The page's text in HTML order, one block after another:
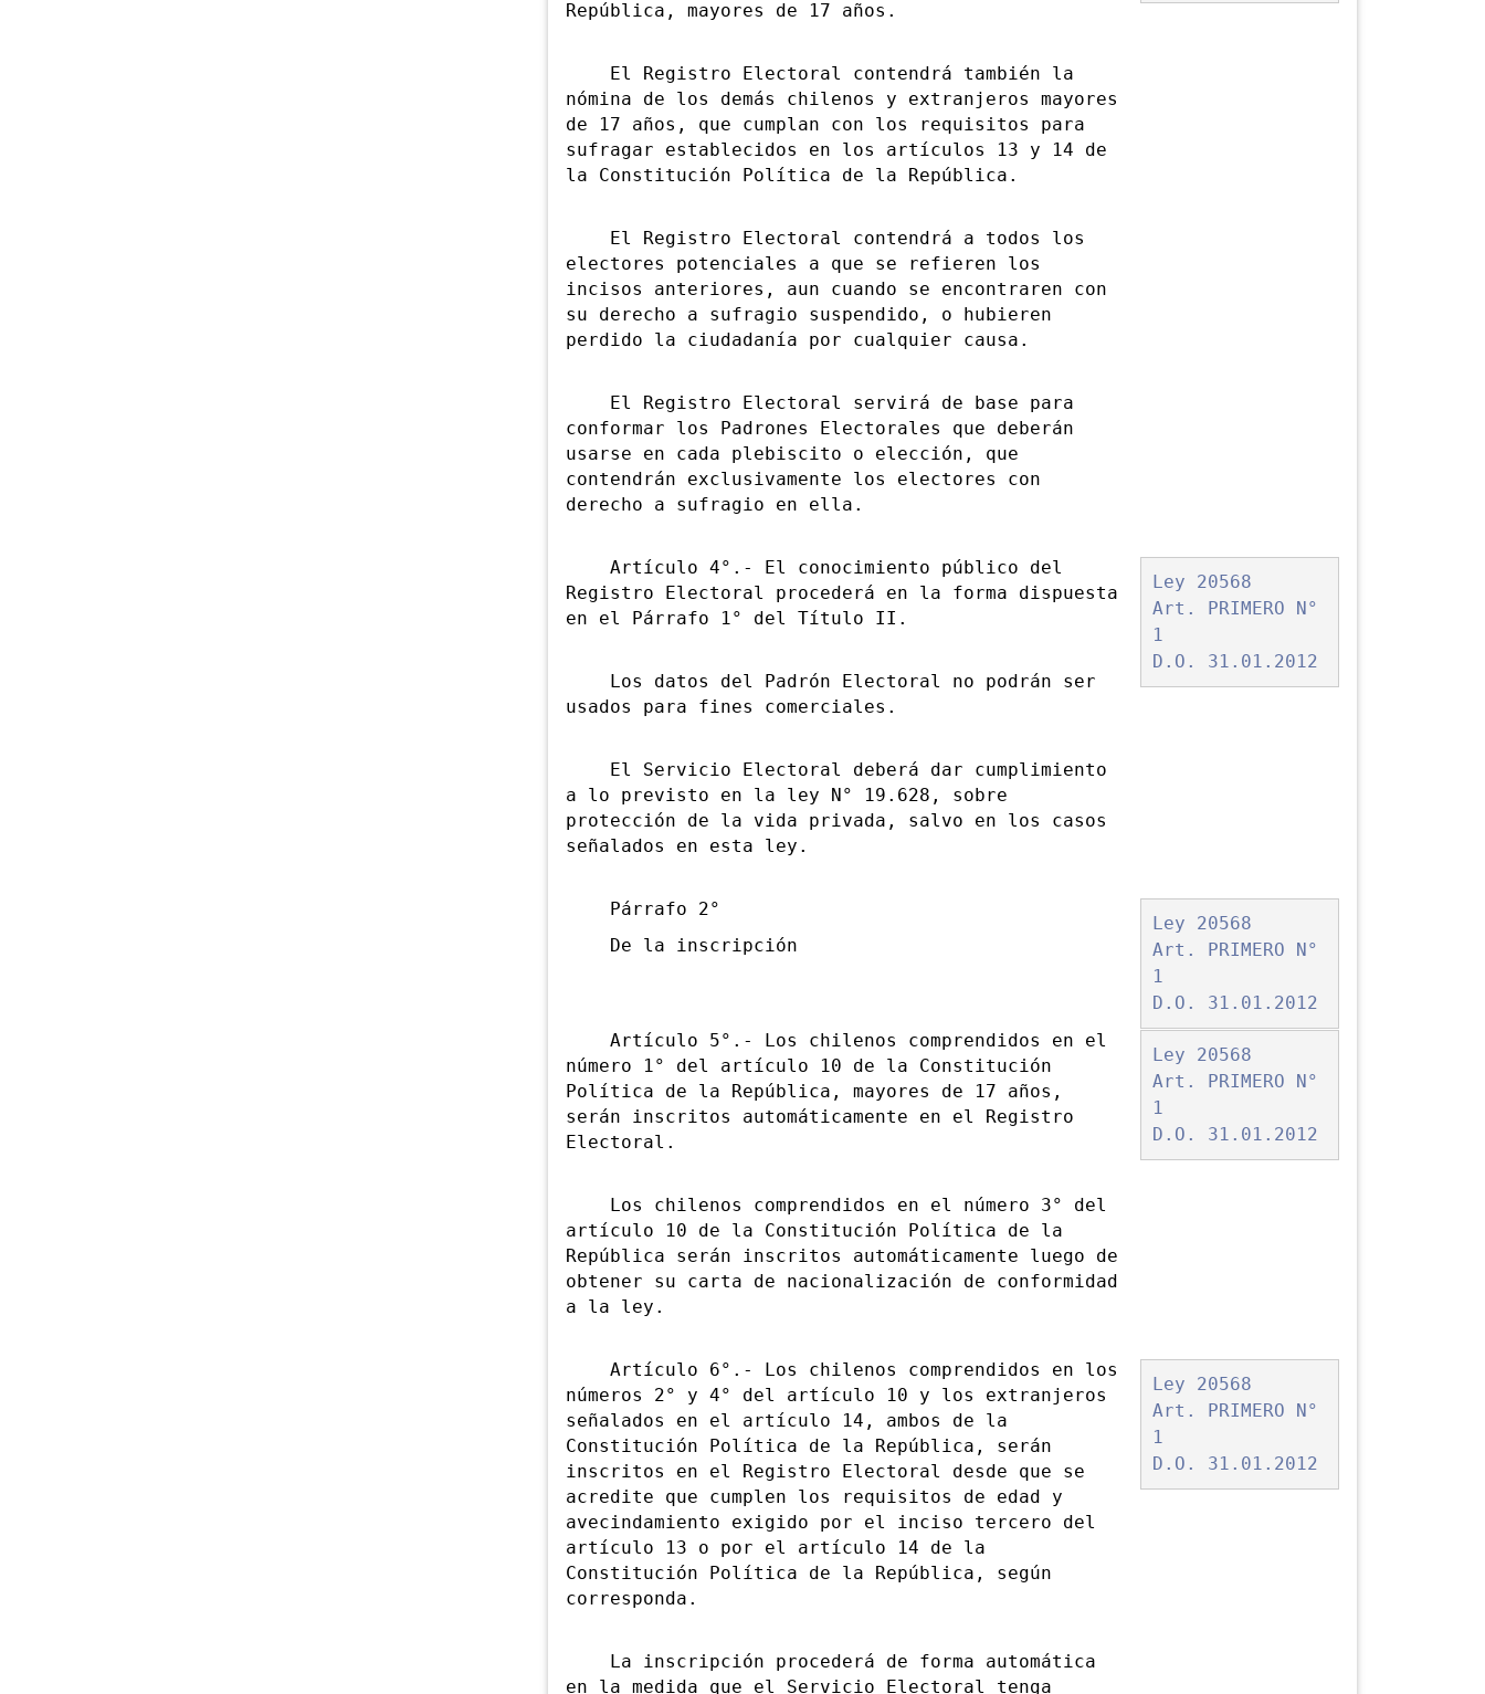
República, mayores de 17 años.
El Registro Electoral contendrá también la
nómina de los demás chilenos y extranjeros mayores
de 17 años, que cumplan con los requisitos para
sufragar establecidos en los artículos 13 y 14 de
la Constitución Política de la República.
El Registro Electoral contendrá a todos los
electores potenciales a que se refieren los
incisos anteriores, aun cuando se encontraren con
su derecho a sufragio suspendido, o hubieren
perdido la ciudadanía por cualquier causa.
El Registro Electoral servirá de base para
conformar los Padrones Electorales que deberán
usarse en cada plebiscito o elección, que
contendrán exclusivamente los electores con
derecho a sufragio en ella.
Ley 20568
Art. PRIMERO N°
1
D.O. 31.01.2012
Artículo 4°.- El conocimiento público del
Registro Electoral procederá en la forma dispuesta
en el Párrafo 1° del Título II.
Los datos del Padrón Electoral no podrán ser
usados para fines comerciales.
El Servicio Electoral deberá dar cumplimiento
a lo previsto en la ley N° 19.628, sobre
protección de la vida privada, salvo en los casos
señalados en esta ley.
Ley 20568
Art. PRIMERO N°
1
D.O. 31.01.2012
Párrafo 2°
De la inscripción
Ley 20568
Art. PRIMERO N°
1
D.O. 31.01.2012
Artículo 5°.- Los chilenos comprendidos en el
número 1° del artículo 10 de la Constitución
Política de la República, mayores de 17 años,
serán inscritos automáticamente en el Registro
Electoral.
Los chilenos comprendidos en el número 3° del
artículo 10 de la Constitución Política de la
República serán inscritos automáticamente luego de
obtener su carta de nacionalización de conformidad
a la ley.
Ley 20568
Art. PRIMERO N°
1
D.O. 31.01.2012
Artículo 6°.- Los chilenos comprendidos en los
números 2° y 4° del artículo 10 y los extranjeros
señalados en el artículo 14, ambos de la
Constitución Política de la República, serán
inscritos en el Registro Electoral desde que se
acredite que cumplen los requisitos de edad y
avecindamiento exigido por el inciso tercero del
artículo 13 o por el artículo 14 de la
Constitución Política de la República, según
corresponda.
La inscripción procederá de forma automática
en la medida que el Servicio Electoral tenga